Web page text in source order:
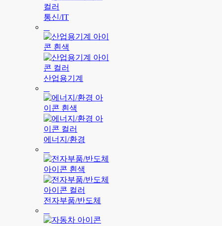
통신/IT
산업용기계
에너지/환경
전자부품/반도체